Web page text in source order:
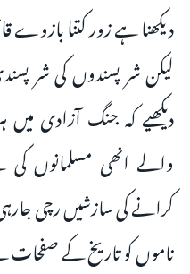
دیکھنا ہے زور کتنا
لیکن شر پسندوں کی شر
دیکھیے کہ جنگ آزادی میں
والے انھی مسلمانوں
کرانے کی سازشیں رچی
ناموں کو تاریخ کے